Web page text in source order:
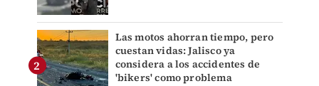
Las motos ahorran tiempo, pero
cuestan vidas: Jalisco ya
considera a los accidentes de
'bikers' como problema